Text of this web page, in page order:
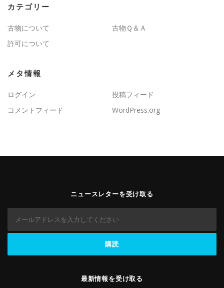
カテゴリー
古物について
古物Ｑ＆Ａ
許可について
メタ情報
ログイン
投稿フィード
コメントフィード
WordPress.org
ニュースレターを受け取る
最新情報を受け取る